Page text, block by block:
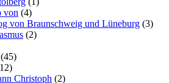
von (4)
von Braunschweig und Lüneburg (3)
(2)
(45)
Christoph (2)